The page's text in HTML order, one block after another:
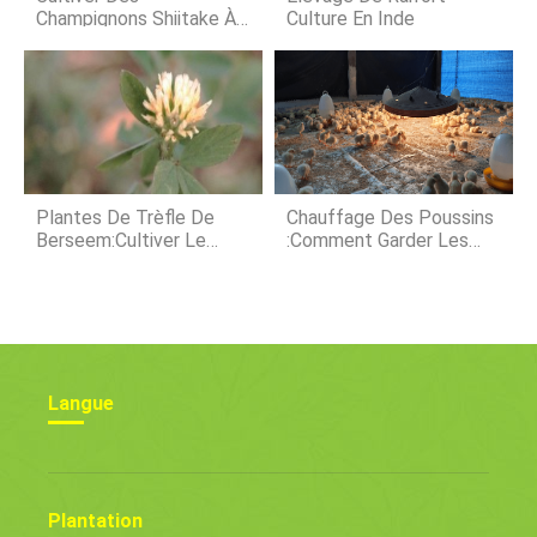
infestans
Champignons Shiitake À
Culture En Inde
Plantes De Trèfle De
Berseem:Cultiver Le
Chauffage Des Poussins
:comment Garder Les
Langue
Plantation